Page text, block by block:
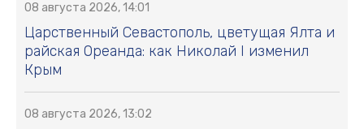
08 августа 2026, 14:01
Царственный Севастополь, цветущая Ялта и
райская Ореанда: как Николай I изменил
Крым
08 августа 2026, 13:02